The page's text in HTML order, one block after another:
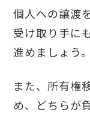
個人への譲渡
受け取り手に
進めましょう。
また、所有権
め、どちらが